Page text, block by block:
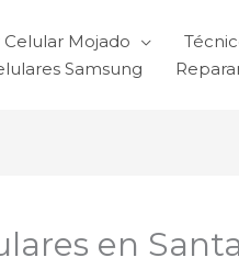
Celular Mojado
Samsung
en